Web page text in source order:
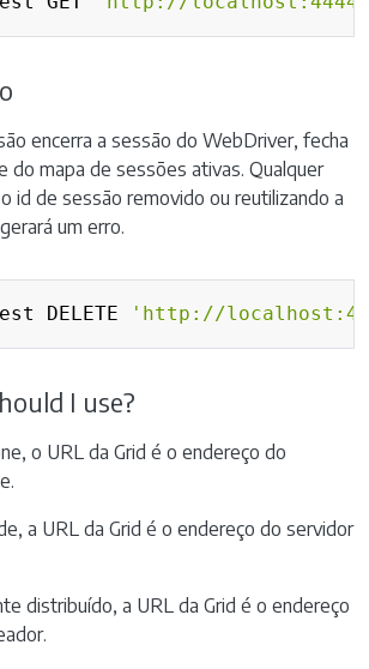
encerra a sessão do WebDriver, fecha
do mapa de sessões ativas. Qualquer
id de sessão removido ou reutilizando a
um erro.
DELETE 'http://
I use?
o URL da Grid é o endereço do
a URL da Grid é o endereço do servidor
distribuído, a URL da Grid é o endereço